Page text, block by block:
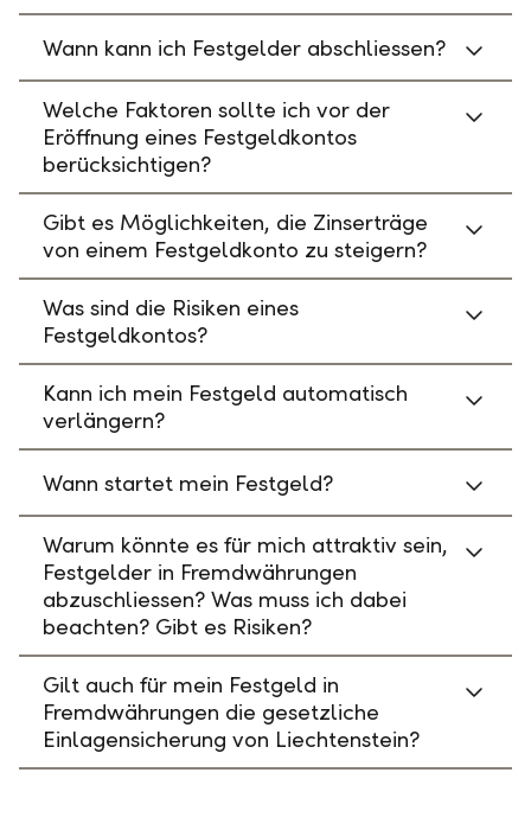
Wann kann ich Festgelder abschliessen?
Welche Faktoren sollte ich vor der
Eröffnung eines Festgeldkontos
berücksichtigen?
Gibt es Möglichkeiten, die Zinserträge
von einem Festgeldkonto zu steigern?
Was sind die Risiken eines
Festgeldkontos?
Kann ich mein Festgeld automatisch
verlängern?
Wann startet mein Festgeld?
Warum könnte es für mich attraktiv sein,
Festgelder in Fremdwährungen
abzuschliessen? Was muss ich dabei
beachten? Gibt es Risiken?
Gilt auch für mein Festgeld in
Fremdwährungen die gesetzliche
Einlagensicherung von Liechtenstein?